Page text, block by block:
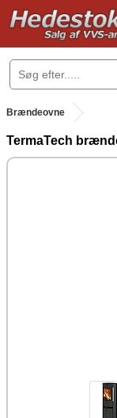
.
Brændeovne
TermaTech